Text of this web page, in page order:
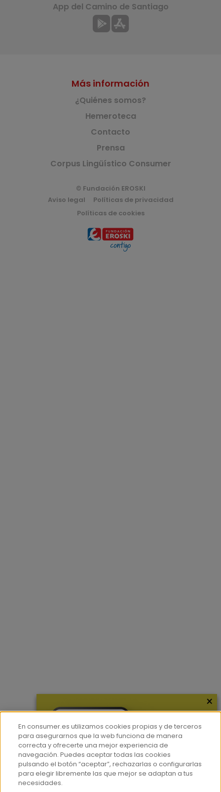
Más información
¿Quiénes somos?
Hemeroteca
Contacto
Prensa
Corpus Lingüístico Consumer
App del Camino de Santiago
© Fundación EROSKI
Aviso legal
Políticas de privacidad
Políticas de cookies
×
En consumer.es utilizamos cookies propias y de terceros
para asegurarnos que la web funciona de manera
correcta y ofrecerte una mejor experiencia de
navegación. Puedes aceptar todas las cookies
pulsando el botón “aceptar”, rechazarlas o configurarlas
para elegir libremente las que mejor se adaptan a tus
necesidades.